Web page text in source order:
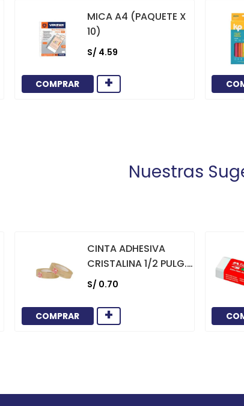
MICA A4 (PAQUETE X
10)
S/ 4.59
COMPRAR +
Nuestras
CINTA ADHESIVA
CRISTALINA 1/2 PULG.
X 36 YARDAS
S/ 0.70
COMPRAR +